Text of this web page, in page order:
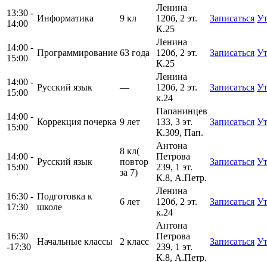
13:30 -
14:00
Информатика 9 кл
Ленина
120б, 2 эт.
К.25
Записаться
14:00 -
15:00
Программирование 63 года
Ленина
120б, 2 эт.
К.25
Записаться
14:00 -
15:00
Русский язык —
Ленина
120б, 2 эт.
к.24
Записаться
14:00 -
15:00
Коррекция почерка 9 лет
Папанинцев
133, 3 эт.
К.309, Пап.
Записаться
14:00 -
15:00
Русский язык
8 кл(
повтор
за 7)
Антона
Петрова
239, 1 эт.
К.8, А.Петр.
Записаться
16:30 -
17:30
Подготовка к
школе
6 лет
Ленина
120б, 2 эт.
к.24
Записаться
16:30
-17:30
Начальные классы 2 класс
Антона
Петрова
239, 1 эт.
К.8, А.Петр.
Записаться